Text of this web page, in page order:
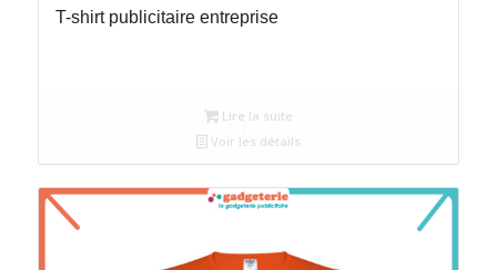
T-shirt publicitaire entreprise
Lire la suite
Voir les détails